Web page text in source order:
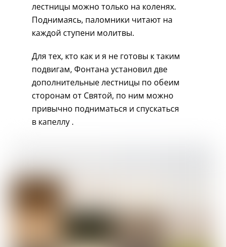
лестницы можно только на коленях.
Поднимаясь, паломники читают на
каждой ступени молитвы.
Для тех, кто как и я не готовы к таким
подвигам, Фонтана установил две
дополнительные лестницы по обеим
сторонам от Святой, по ним можно
привычно подниматься и спускаться
в капеллу .